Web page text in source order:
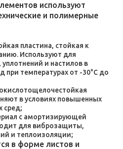
используют
и полимерные
пластина, стойкая к
Используют для
и настилов в
при температурах от -30°C до
в условиях повышенных
сред;
с амортизирующей
для виброзащиты,
и теплоизоляции;
в форме листов и